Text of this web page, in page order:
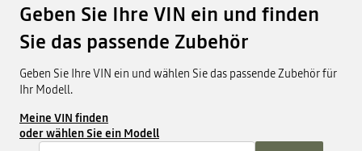
Geben Sie Ihre VIN ein und finden
Sie das passende Zubehör
Geben Sie Ihre VIN ein und wählen Sie das passende Zubehör für
Ihr Modell.
Meine VIN finden
oder wählen Sie ein Modell